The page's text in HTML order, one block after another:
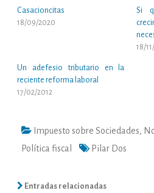
Casacioncitas
18/09/2020
Si
18/
Un adefesio tributario en la
reciente reforma laboral
17/02/2012
Impuesto sobre Sociedades,
Política fiscal
Pilar Dos
Entradas relacionadas